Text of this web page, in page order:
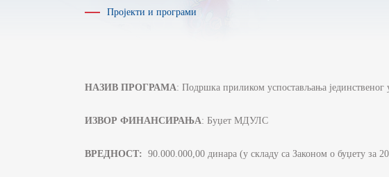
СЕКТОРИ
УПРАВНИ ИНСПЕКТОРАТ
ЗНАЧАЈА И
ИНФОРМАТОР О
Пројекти и програми
НАЗИВ ПРОГРАМА: Подршка приликом успостављања
ИЗВОР ФИНАНСИРАЊА: Буџет МДУЛС
ВРЕДНОСТ: 90.000.000,00 динара (у складу са Законом о буџету за